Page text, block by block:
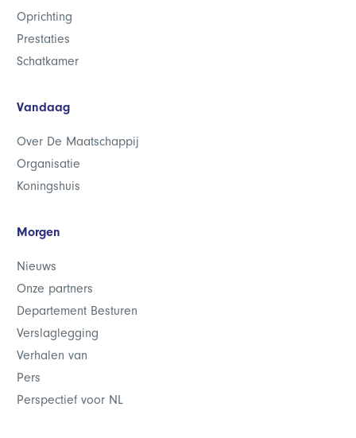
Oprichting
Prestaties
Schatkamer
Vandaag
Over De Maatschappij
Organisatie
Koningshuis
Morgen
Nieuws
Onze partners
Departement Besturen
Verslaglegging
Verhalen van
Pers
Perspectief voor NL